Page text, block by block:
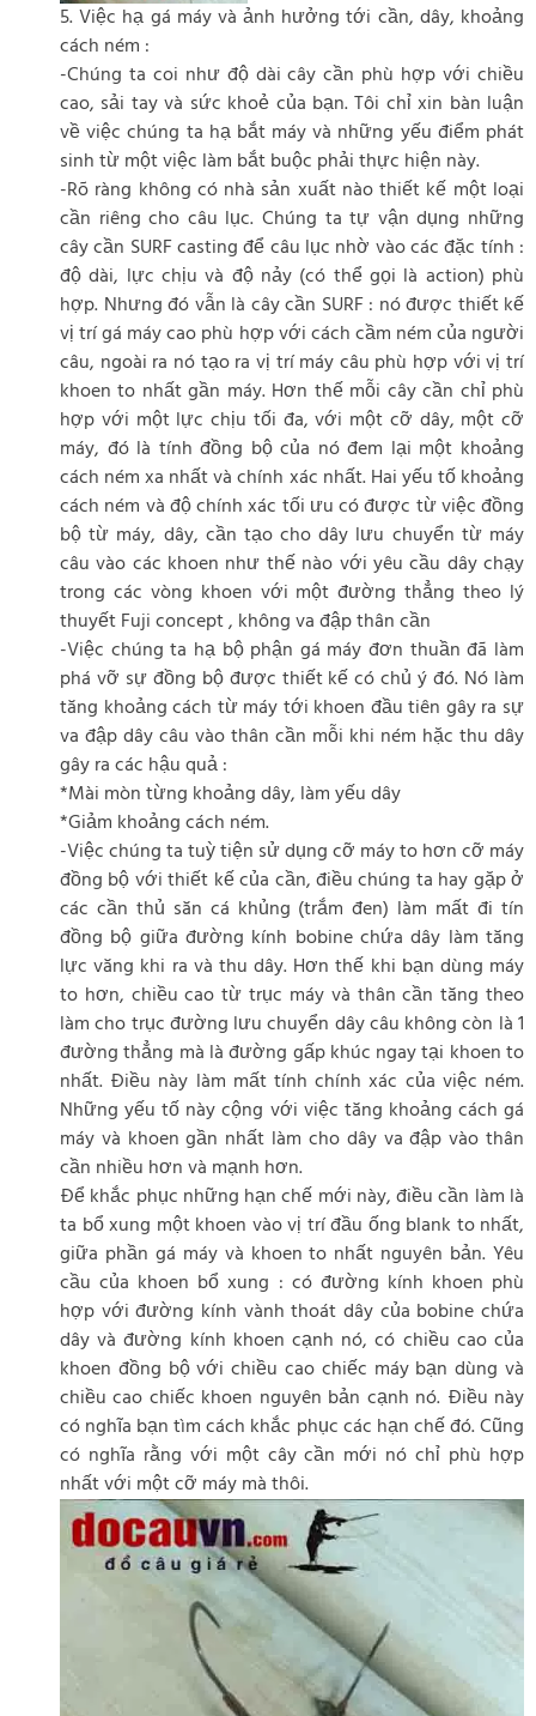
5. Việc hạ gá máy và ảnh hưởng tới cần, dây, khoảng
cách ném :
-Chúng ta coi như độ dài cây cần phù hợp với chiều
cao, sải tay và sức khoẻ của bạn. Tôi chỉ xin bàn luận
về việc chúng ta hạ bắt máy và những yếu điểm phát
sinh từ một việc làm bắt buộc phải thực hiện này.
-Rõ ràng không có nhà sản xuất nào thiết kế một loại
cần riêng cho câu lục. Chúng ta tự vận dụng những
cây cần SURF casting để câu lục nhờ vào các đặc tính :
độ dài, lực chịu và độ nảy (có thể gọi là action) phù
hợp. Nhưng đó vẫn là cây cần SURF : nó được thiết kế
vị trí gá máy cao phù hợp với cách cầm ném của người
câu, ngoài ra nó tạo ra vị trí máy câu phù hợp với vị trí
khoen to nhất gần máy. Hơn thế mỗi cây cần chỉ phù
hợp với một lực chịu tối đa, với một cỡ dây, một cỡ
máy, đó là tính đồng bộ của nó đem lại một khoảng
cách ném xa nhất và chính xác nhất. Hai yếu tố khoảng
cách ném và độ chính xác tối ưu có được từ việc đồng
bộ từ máy, dây, cần tạo cho dây lưu chuyển từ máy
câu vào các khoen như thế nào với yêu cầu dây chạy
trong các vòng khoen với một đường thẳng theo lý
thuyết Fuji concept , không va đập thân cần
-Việc chúng ta hạ bộ phận gá máy đơn thuần đã làm
phá vỡ sự đồng bộ được thiết kế có chủ ý đó. Nó làm
tăng khoảng cách từ máy tới khoen đầu tiên gây ra sự
va đập dây câu vào thân cần mỗi khi ném hặc thu dây
gây ra các hậu quả :
*Mài mòn từng khoảng dây, làm yếu dây
*Giảm khoảng cách ném.
-Việc chúng ta tuỳ tiện sử dụng cỡ máy to hơn cỡ máy
đồng bộ với thiết kế của cần, điều chúng ta hay gặp ở
các cần thủ săn cá khủng (trắm đen) làm mất đi tín
đồng bộ giữa đường kính bobine chứa dây làm tăng
lực văng khi ra và thu dây. Hơn thế khi bạn dùng máy
to hơn, chiều cao từ trục máy và thân cần tăng theo
làm cho trục đường lưu chuyển dây câu không còn là 1
đường thẳng mà là đường gấp khúc ngay tại khoen to
nhất. Điều này làm mất tính chính xác của việc ném.
Những yếu tố này cộng với việc tăng khoảng cách gá
máy và khoen gần nhất làm cho dây va đập vào thân
cần nhiều hơn và mạnh hơn.
Để khắc phục những hạn chế mới này, điều cần làm là
ta bổ xung một khoen vào vị trí đầu ống blank to nhất,
giữa phần gá máy và khoen to nhất nguyên bản. Yêu
cầu của khoen bổ xung : có đường kính khoen phù
hợp với đường kính vành thoát dây của bobine chứa
dây và đường kính khoen cạnh nó, có chiều cao của
khoen đồng bộ với chiều cao chiếc máy bạn dùng và
chiều cao chiếc khoen nguyên bản cạnh nó. Điều này
có nghĩa bạn tìm cách khắc phục các hạn chế đó. Cũng
có nghĩa rằng với một cây cần mới nó chỉ phù hợp
nhất với một cỡ máy mà thôi.